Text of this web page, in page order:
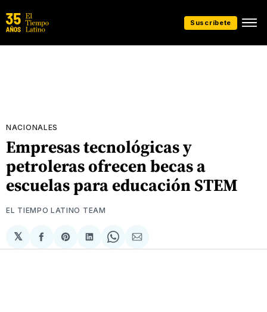
Suscríbete
NACIONALES
Empresas tecnológicas y
petroleras ofrecen becas a
escuelas para educación STEM
EL TIEMPO LATINO TEAM
𝕏
Compartir
en
Share
on
Compartir
en
Share
on
Compartir
via